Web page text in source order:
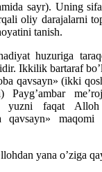
sayr). Uning
oliy darajalarni
tanish.
huzuriga
Ikkilik bartaraf
qavsayn» (ikki
Payg’ambar
yuzni faqat
qavsayn» maqomi
yana o’ziga